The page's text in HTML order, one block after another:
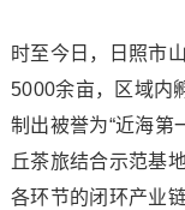
时至今日，日照市
5000余亩，区域内
制出被誉为“近海第
丘茶旅结合示范基
各环节的闭环产业